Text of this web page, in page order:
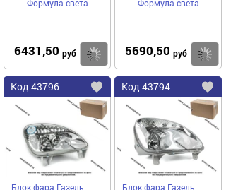
пластиковый
Формула света
6431,50 руб Купить
рассеиватель
Формула света
5690,50 руб
Код 43796
Добавить
в
избранное
Блок фара Газель
Код 43794
в
Блок фара Газель